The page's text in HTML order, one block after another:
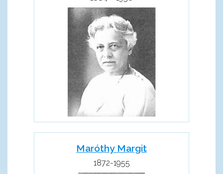
Maróthy Margit
1872-1955